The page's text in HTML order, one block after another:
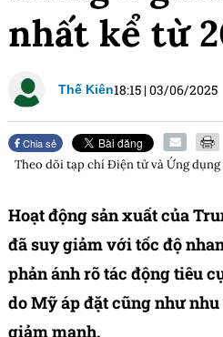
nhất kể từ
Thế Kiên18:15 |03/06/2025
Chia sẻ
Theo dõi tạp chíĐiện tử và Ứng dụng
Hoạt động sản xuất của
đã suy giảm với tốc độ
phản ánh rõ tác động tiêu
do Mỹ áp đặt cũng như
giảm mạnh.